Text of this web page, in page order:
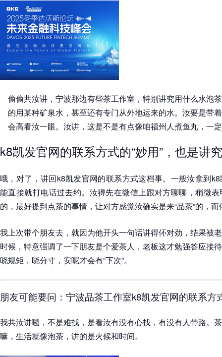
偷偷共汝讲，宁波那边有些茶工作室，特别讲究用什么水泡
的用某种矿泉水，甚至还有专门从外地运来的水。汝要是带
会高看汝一眼。汝讲，这是不是有点像咱福州人煮鱼丸，一
k8凯发官网的联系方式的“妙用”，也是讲究
哦，对了，讲回k8凯发官网的联系方式这档事。一般汝拿到
能直接就打电话过去约。汝得先在微信上跟对方聊聊，稍微
的，最好提到点茶的事情，让对方感觉汝确实是来“品茶”的，而
我上次带个朋友去，就因为他开头一句话讲得伓对劲，结果被
时候，特意强调了一下朋友是个爱茶人，老板这才勉强答应接
晓规矩，晓分寸，安呢才会有“下次”。
朋友可能要问：宁波品茶工作室k8凯发官网的联系方
我共汝讲囉，不是难找，是看汝有没有心找，有没有人带路。
嘛，生活就像泡茶，讲的是火候和时间。